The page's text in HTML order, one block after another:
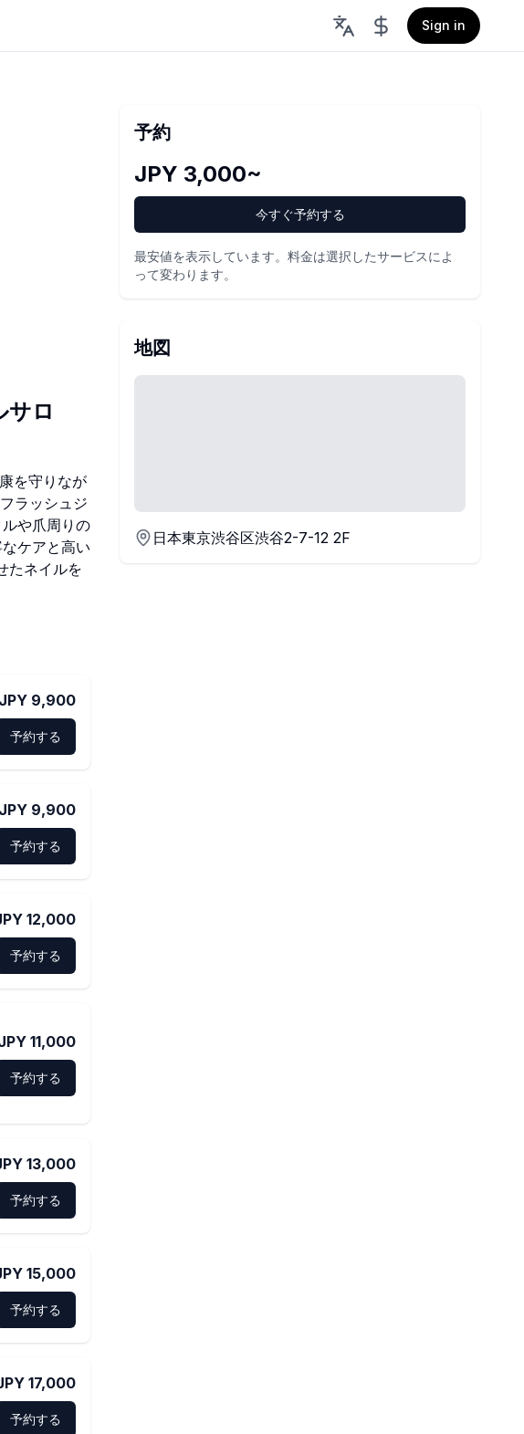
Sign in
サロ
を守りなが
ラッシュジ
や爪周りの
ケアと高い
たネイルを
JPY 9,900
予約する
JPY 9,900
予約する
12,000
予約する
11,000
予約する
13,000
予約する
15,000
予約する
17,000
予約する
予約
JPY 3,000~
今すぐ予約する
最安値を表示しています。料金は選択したサービスによ
って変わります。
地図
日本東京渋谷区渋谷2-7-12 2F